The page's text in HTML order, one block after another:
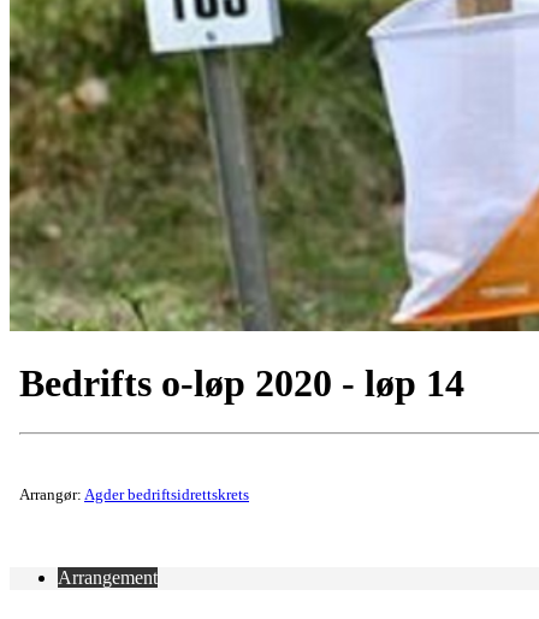
Bedrifts o-løp 2020 - løp 14
Arrangør: Agder bedriftsidrettskrets
Arrangement